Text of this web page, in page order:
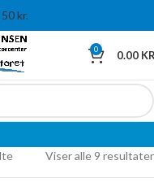
kr.
0 0.00
Viser alle 9 resultater